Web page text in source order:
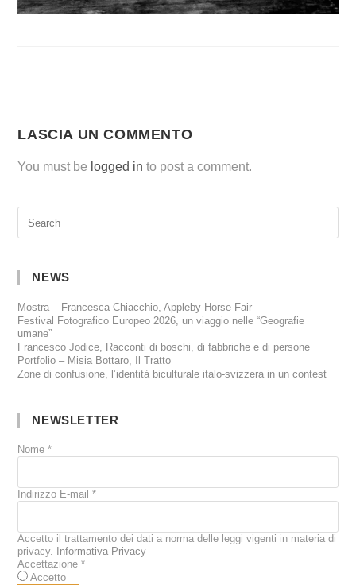
LASCIA UN COMMENTO
You must be logged in to post a comment.
NEWS
Mostra – Francesca Chiacchio, Appleby Horse Fair
Festival Fotografico Europeo 2026, un viaggio nelle “Geografie
umane”
Francesco Jodice, Racconti di boschi, di fabbriche e di persone
Portfolio – Misia Bottaro, Il Tratto
Zone di confusione, l’identità biculturale italo-svizzera in un contest
NEWSLETTER
Nome*
Indirizzo E-mail*
Accetto il trattamento dei dati a norma delle leggi vigenti in materia di
privacy.
Informativa Privacy
Accettazione*
Accetto